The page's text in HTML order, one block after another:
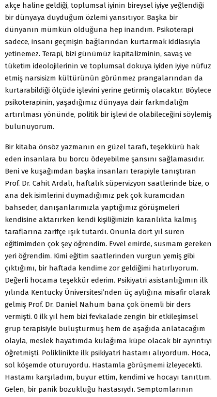
akçe haline geldiği, toplumsal iyinin bireysel iyiye yeğlendiği
bir dünyaya duyduğum özlemi yansıtıyor. Başka bir
dünyanın mümkün olduğuna hep inandım. Psikoterapi
sadece, insanı geçmişin bağlarından kurtarmak iddiasıyla
yetinemez. Terapi, bizi günümüz kapitalizminin, savaş ve
tüketim ideolojilerinin ve toplumsal dokuya iyiden iyiye nüfuz
etmiş narsisizm kültürünün görünmez prangalarından da
kurtarabildiği ölçüde işlevini yerine getirmiş olacaktır. Böylece
psikoterapinin, yaşadığımız dünyaya dair farkmdalığm
artırılması yönünde, politik bir işlevi de olabileceğini söylemiş
bulunuyorum.
Bir kitaba önsöz yazmanın en güzel tarafı, teşekkürü hak
eden insanlara bu borcu ödeyebilme şansını sağlamasıdır.
Beni ve kuşağımdan başka insanları terapiyle tanıştıran
Prof. Dr. Cahit Ardalı, haftalık süpervizyon saatlerinde bize, o
ana dek isimlerini duymadığımız pek çok kuramcıdan
bahseder, danışanlarımızla yaptığımız görüşmeleri
kendisine aktarırken kendi kişiliğimizin karanlıkta kalmış
taraflarına zarifçe ışık tutardı. Onunla dört yıl süren
eğitimimden çok şey öğrendim. Evvel emirde, susmam gereken
yeri öğrendim. Kimi eğitim saatlerinden vurgun yemiş gibi
çıktığımı, bir haftada kendime zor geldiğimi hatırlıyorum.
Değerli hocama teşekkür ederim. Psikiyatri asistanlığımın ilk
yılında Kentucky Üniversitesi’nden üç aylığına misafir olarak
gelmiş Prof. Dr. Daniel Nahum bana çok önemli bir ders
vermişti. 0 ilk yıl hem bizi fevkalade zengin bir etkileşimsel
grup terapisiyle buluşturmuş hem de aşağıda anlatacağım
olayla, meslek hayatımda kulağıma küpe olacak bir ayrıntıyı
öğretmişti. Poliklinikte ilk psikiyatri hastamı alıyordum. Hoca,
sol köşemde oturuyordu. Hastamla görüşmemi izleyecekti.
Hastamı karşıladım, buyur ettim, kendimi ve hocayı tanıttım.
Gelen, bir panik bozukluğu hastasıydı. Semptomlarının